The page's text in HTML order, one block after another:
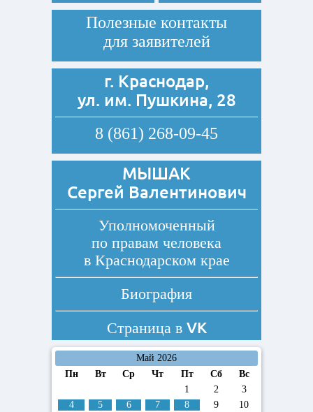
Полезные контакты
для заявителей
г. Краснодар,
ул. им. Пушкина, 28
8 (861) 268-09-45
МЫШАК
Сергей Валентинович
Уполномоченный
по правам человека
в Краснодарском крае
Биография
Страница в VK
Май 2026
Пн
Вт Ср Чт Пт Сб
Вс
1
2
3
4
5 6 7 8 9 10